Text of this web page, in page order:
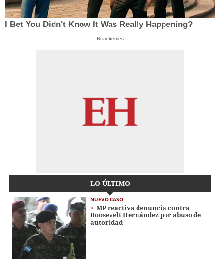
I Bet You Didn't Know It Was Really Happening?
Brainberries
LO ÚLTIMO
NUEVO CASO
MP reactiva denuncia contra
Roosevelt Hernández por abuso de
autoridad